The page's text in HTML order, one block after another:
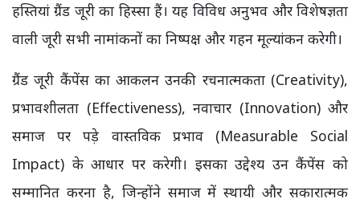
हस्तियां ग्रैंड जूरी का हिस्सा हैं। यह विविध अनुभव और विशेषज्ञता
वाली जूरी सभी नामांकनों का निष्पक्ष और गहन मूल्यांकन करेगी।
ग्रैंड जूरी कैंपेंस का आकलन उनकी रचनात्मकता (Creativity),
प्रभावशीलता (Effectiveness), नवाचार (Innovation) और
समाज पर पड़े वास्तविक प्रभाव (Measurable Social
Impact) के आधार पर करेगी। इसका उद्देश्य उन कैंपेंस को
सम्मानित करना है, जिन्होंने समाज में स्थायी और सकारात्मक